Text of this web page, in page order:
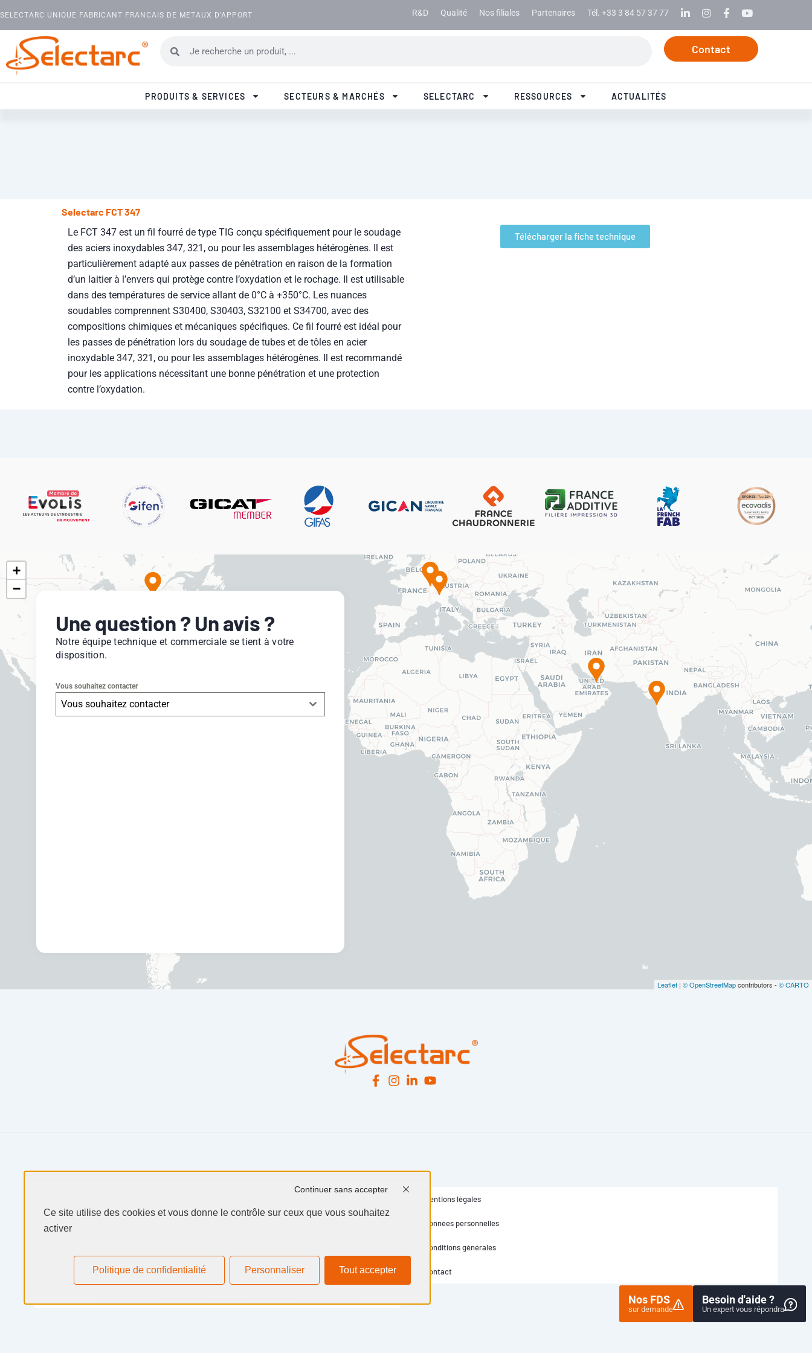
SELECTARC UNIQUE FABRICANT FRANCAIS DE METAUX D'APPORT R&D Qualité Nos filiales Partenaires Tél. +33 3 84 57 37 77 LinkedinInstagramFacebookYoutube
Contact
PRODUITS & SERVICES SECTEURS & MARCHÉS SELECTARC RESSOURCES ACTUALITÉS
Selectarc FCT 347
Le FCT 347 est un fil fourré de type TIG conçu spécifiquement pour le soudage
des aciers inoxydables 347, 321, ou pour les assemblages hétérogènes. Il est
particulièrement adapté aux passes de pénétration en raison de la formation
d’un laitier à l’envers qui protège contre l’oxydation et le rochage. Il est utilisable
dans des températures de service allant de 0°C à +350°C. Les nuances
soudables comprennent S30400, S30403, S32100 et S34700, avec des
compositions chimiques et mécaniques spécifiques. Ce fil fourré est idéal pour
les passes de pénétration lors du soudage de tubes et de tôles en acier
inoxydable 347, 321, ou pour les assemblages hétérogènes. Il est recommandé
pour les applications nécessitant une bonne pénétration et une protection
contre l’oxydation.
Télécharger la fiche technique
+
−
Leaflet | © OpenStreetMapcontributors - © CARTO
Une question ? Un avis ?
Notre équipe technique et commerciale se tient à votre
disposition.
Vous souhaitez contacter
Vous souhaitez contacter
Nos FDS
sur demande
Besoin d'aide ?
Un expert vous répondra
Secteurs & Marchés
Mentions légales
Données personnelles
Conditions générales
Contact
Ce site utilise des cookies et vous donne le contrôle sur ceux que vous souhaitez
activer
Tout accepter
Continuer sans accepter
Personnaliser
Politique de confidentialité